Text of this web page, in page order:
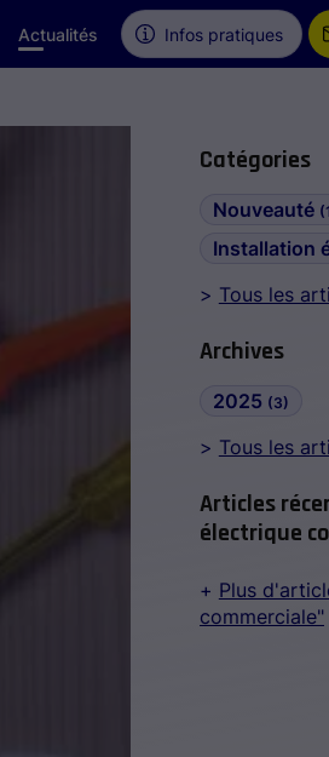
Actualités Infos pratiques
Catégories
Nouveauté
Tous les
Archives
2025 (3)
Tous les
Articles
électrique
Plus
commerciale"